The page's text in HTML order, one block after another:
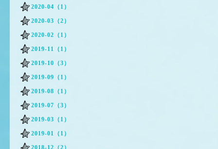
2020-04（1）
2020-03（2）
2020-02（1）
2019-11（1）
2019-10（3）
2019-09（1）
2019-08（1）
2019-07（3）
2019-03（1）
2019-01（1）
2018-12（2）